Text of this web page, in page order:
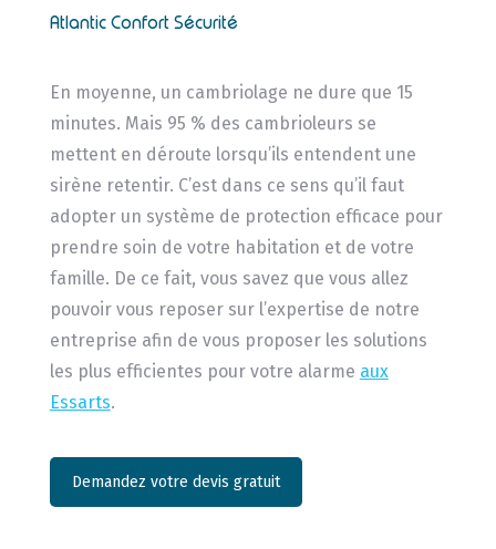
Atlantic Confort Sécurité
En moyenne, un cambriolage ne dure que 15
minutes. Mais 95 % des cambrioleurs se
mettent en déroute lorsqu’ils entendent une
sirène retentir. C’est dans ce sens qu’il faut
adopter un système de protection efficace pour
prendre soin de votre habitation et de votre
famille. De ce fait, vous savez que vous allez
pouvoir vous reposer sur l’expertise de notre
entreprise afin de vous proposer les solutions
les plus efficientes pour votre alarme aux
Essarts.
Demandez votre devis gratuit